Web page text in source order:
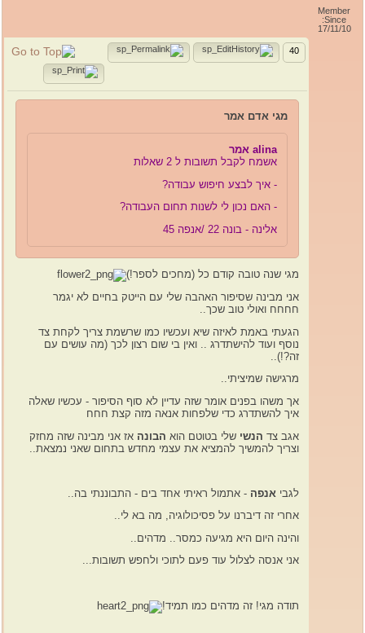
Member
Since:
17/11/10
40
מגי אדם אמר
alina אמר
אשמח לקבל תשובות ל 2 שאלות
- איך לבצע חיפוש עבודה?
- האם נכון לי לשנות תחום העבודה?
אלינה - בונה 22 /אנפה 45
מגי שנה טובה קודם כל (מחכים לספר!)
אני מבינה שסיפור האהבה שלי עם הייטק בחיים לא יגמר
חחחח ואולי טוב שכך..
הגעתי באמת לאיזה שיא ועכשיו כמו שרשמת צריך לקחת צד
נוסף ועוד להישתדרג .. ואין בי שום רצון לכך (מה עושים עם
זה?!)..
מרגישה שמיציתי..
אך משהו בפנים אומר שזה עדיין לא סוף הסיפור - עכשיו שאלה
איך להשתדרג כדי שלפחות אנאה מזה קצת חחח
אגב צד הנשי שלי בטוטם הוא הבונה אז אני מבינה שזה מחזק
וצריך להמשיך להמציא את עצמי מחדש בתחום שאני נמצאת..
לגביאנפה - אתמול ראיתי אחד בים - התבוננתי בה..
אחרי זה דיברנו על פסיכולוגיה, מה בא לי..
והינה היום היא מגיעה כמסר.. מדהים..
אני אנסה לצלול עוד פעם לתוכי ולחפש תשובות...
תודה מגי! זה מדהים כמו תמיד!